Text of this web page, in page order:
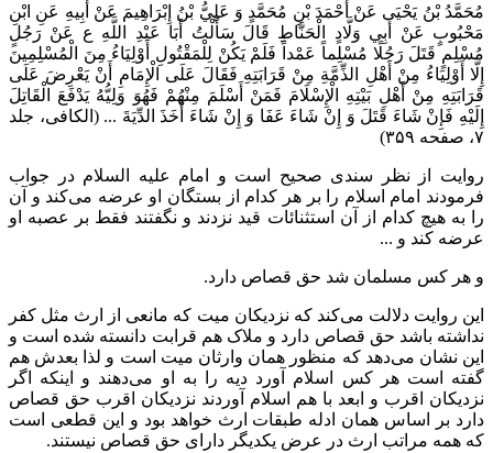
مُحَمَّدُ بْنُ يَحْيَى عَنْ أَحْمَدَ بْنِ مُحَمَّدٍ وَ عَلِيُّ بْنُ إِبْرَاهِيمَ عَنْ أَبِيهِ عَنِ ابْنِ
مَحْبُوبٍ عَنْ أَبِي وَلَّادٍ الْحَنَّاطِ قَالَ سَأَلْتُ أَبَا عَبْدِ اللَّهِ ع عَنْ رَجُلٍ
مُسْلِمٍ قَتَلَ رَجُلًا مُسْلِماً عَمْداً فَلَمْ يَكُنْ لِلْمَقْتُولِ أَوْلِيَاءُ مِنَ الْمُسْلِمِينَ
إِلَّا أَوْلِيَاءُ مِنْ أَهْلِ الذِّمَّةِ مِنْ قَرَابَتِهِ فَقَالَ عَلَى الْإِمَامِ أَنْ يَعْرِضَ عَلَى
قَرَابَتِهِ مِنْ أَهْلِ بَيْتِهِ الْإِسْلَامَ فَمَنْ أَسْلَمَ مِنْهُمْ فَهُوَ وَلِيُّهُ يَدْفَعَ الْقَاتِلَ
إِلَيْهِ فَإِنْ شَاءَ قَتَلَ وَ إِنْ شَاءَ عَفَا وَ إِنْ شَاءَ أَخَذَ الدِّيَةَ ... (الکافی، جلد
۷، صفحه ۳۵۹)
روایت از نظر سندی صحیح است و امام علیه السلام در جواب
فرمودند امام اسلام را بر هر کدام از بستگان او عرضه می‌کند و آن
را به هیچ کدام از آن استثنائات قید نزدند و نگفتند فقط بر عصبه او
عرضه کند و ...
و هر کس مسلمان شد حق قصاص دارد.
این روایت دلالت می‌کند که نزدیکان میت که مانعی از ارث مثل کفر
نداشته باشد حق قصاص دارد و ملاک هم قرابت دانسته شده است و
این نشان می‌دهد که منظور همان وارثان میت است و لذا بعدش هم
گفته است هر کس اسلام آورد دیه را به او می‌دهند و اینکه اگر
نزدیکان اقرب و ابعد با هم اسلام آوردند نزدیکان اقرب حق قصاص
دارد بر اساس همان ادله طبقات ارث خواهد بود و این قطعی است
که همه مراتب ارث در عرض یکدیگر دارای حق قصاص نیستند.